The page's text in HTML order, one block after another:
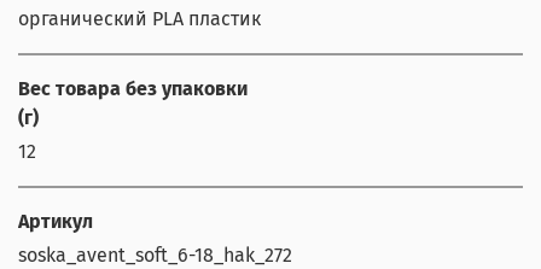
органический PLA пластик
Вес товара без упаковки
(г)
12
Артикул
soska_avent_soft_6-18_hak_272